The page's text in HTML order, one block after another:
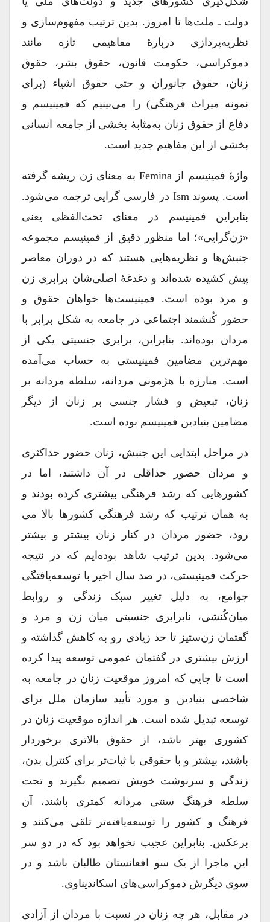
دولت ـ ملت‌ها تا امروز. بدین ترتیب مفهوم‌سازی و
نظریه‌پردازی دربارۀ مفاهیمی تازه مانند
دموکراسی، حکومت قانون، حقوق بشر، حقوق
زنان، حقوق جانوران و حتی حقوق اشیاء (برای
نمونه میراث فرهنگی) را می‌بینیم که فمینیسم و
دفاع از حقوق زنان به‌مثابۀ بخشی از جامعه انسانی
بخشی از این مفاهیم جدید است.
واژۀ فمینیسم از Femina به معنای زن ریشه گرفته
است. پسوند Ism در فارسی گرایی ترجمه می‌شود.
بنابراین فمینیسم در معنای تحت‌الفظی یعنی
«زن‌گرایی»؛ اما منظور دقیق از فمینیسم مجموعه
جنبش‌ها و نظریه‌هایی هستند که در دوران معاصر
پیش کشیده شده‌اند و دغدغۀ اصلی‌‌شان برابری زن
و مرد بوده است. فمینیست‌ها خواهان حقوق و
حضور کُنشمند اجتماعی در جامعه به شکل برابر با
مردان بوده‌اند. بنابراین، برابری جنسیتی یکی از
مهم‌ترین مضامین فمینیستی به حساب می‌آمده
است. مبارزه با هژمونی مردانه، سلطه مردانه بر
زنان، تبعیض و فشار جنسی بر زنان از دیگر
مضامین بنیادین فمینیسم بوده است.
در مراحل ابتدایی این جنبش، زنان حضور حداکثری
و مردان حضور حداقلی در آن داشتند، اما در
کشورهایی که رشد فرهنگی بیشتری کرده بودند و
به همان ترتیب که رشد فرهنگی کشورها بالا می
رود، حضور مردان در کنار زنان بیشتر و بیشتر
می‌شود. بدین ترتیب شاهد بوده‌ایم که در نتیجه
حرکت فمینیستی، در صد سال اخیر با توسعه‌یافتگی
جوامع، به دلیل تغییر سبک زندگی و روابط
میان‌کُنشی، نابرابری جنسیتی میان زن و مرد و
گفتمان زن‌ستیز تا حد زیادی رو به کاهش گذاشته و
ارزش بیشتری در گفتمان عمومی توسعه پیدا کرده
است تا جایی که امروز موقعیت زنان در جامعه به
شاخصی بنیادین و مورد تأیید سازمان ملل برای
توسعه تبدیل شده است. هر اندازه موقعیت زنان در
کشوری بهتر باشد، از حقوق بالاتری برخوردار
باشند، بیشتر و با حقوقی با ثبات‌تر برای کنترل بدن،
زندگی و سرنوشت خویش تصمیم بگیرند و تحت
سلطه فرهنگ سنتی مردانه کمتری باشند، آن
فرهنگ و کشور را توسعه‌یافته‌تر تلقی می‌کنند و
برعکس. بنابراین عجیب نخواهد بود که در دو سر
این ماجرا از یک سو افعانستان طالبان باشد و در
سوی دیگرش دموکراسی‌های اسکاندیناوی.
در مقابل، هر چه زنان در نسبت با مردان از آزادی